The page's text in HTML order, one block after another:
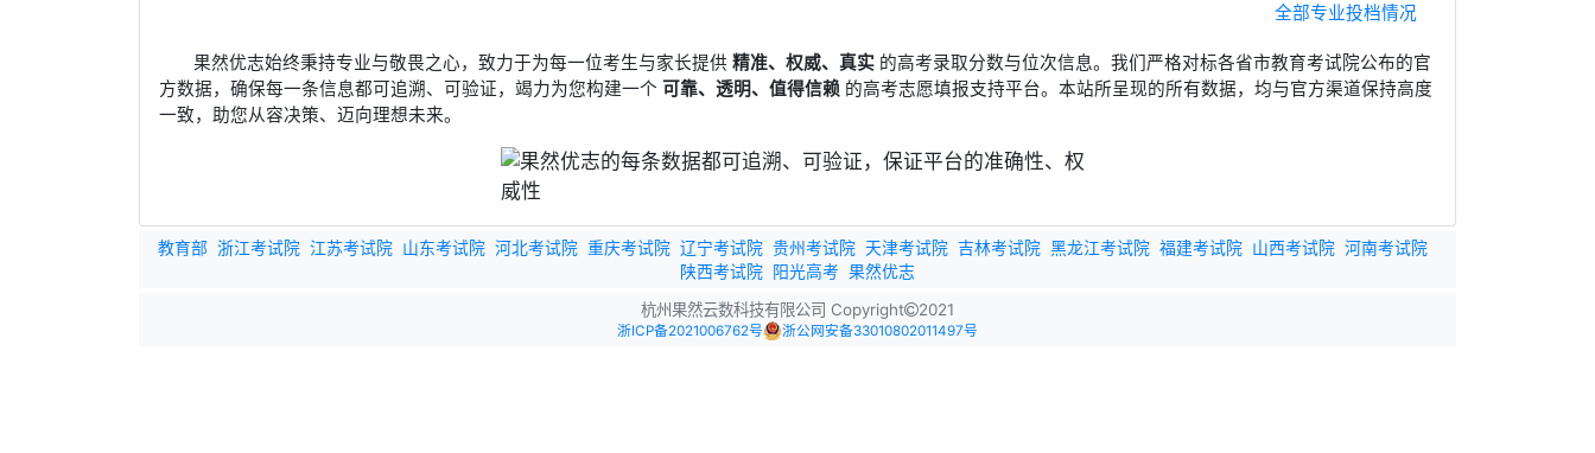
全部专业投档情况
果然优志始终秉持专业与敬畏之心，致力于为每一位考生与家长提供精准、权威、真实 的高考录取分数与位次信息。我们严格对标各省市教育考试院公布的官
方数据，确保每一条信息都可追溯、可验证，竭力为您构建一个 可靠、透明、值得信赖 的高考志愿填报支持平台。本站所呈现的所有数据，均与官方渠道保持高度
一致，助您从容决策、迈向理想未来。
教育部 浙江考试院 江苏考试院 山东考试院 河北考试院 重庆考试院 辽宁考试院 贵州考试院 天津考试院 吉林考试院 黑龙江考试院 福建考试院 山西考试院 河南考试院
陕西考试院 阳光高考 果然优志
杭州果然云数科技有限公司 Copyright
2021
浙ICP备2021006762号 浙公网安备33010802011497号